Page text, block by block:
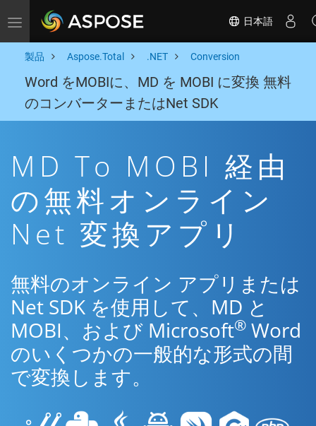
Toggle navigation 日本語
製品 Aspose.Total .NET Conversion
Word をMOBIに、MD を MOBI に変換 無料
のコンバーターまたはNet SDK
MD To MOBI 経由
の無料オンライン
Net 変換アプリ
無料のオンライン アプリまたは
Net SDK を使用して、MD と
MOBI、および Microsoft® Word
のいくつかの一般的な形式の間
で変換します。